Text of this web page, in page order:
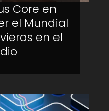
Core en
el Mundial
en el